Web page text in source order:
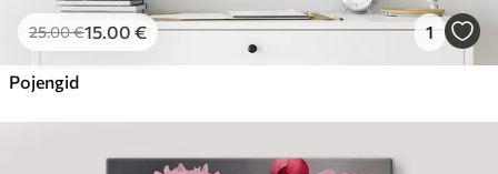
25.00€15.00 € 1
Pojengid